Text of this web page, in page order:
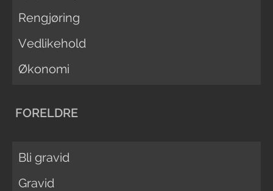
Rengjøring
Vedlikehold
Økonomi
FORELDRE
Bli gravid
Gravid